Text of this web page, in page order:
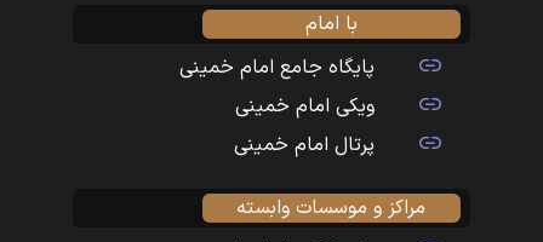
با امام
پایگاه جامع امام خمینی
ویکی امام خمینی
پرتال امام خمینی
مراکز و موسسات وابسته